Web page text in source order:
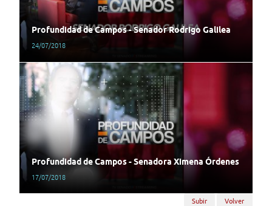
Profundidad de Campos - Senador Rodrigo Galilea
24/07/2018
Profundidad de Campos - Senadora Ximena Órdenes
17/07/2018
Subir Volver